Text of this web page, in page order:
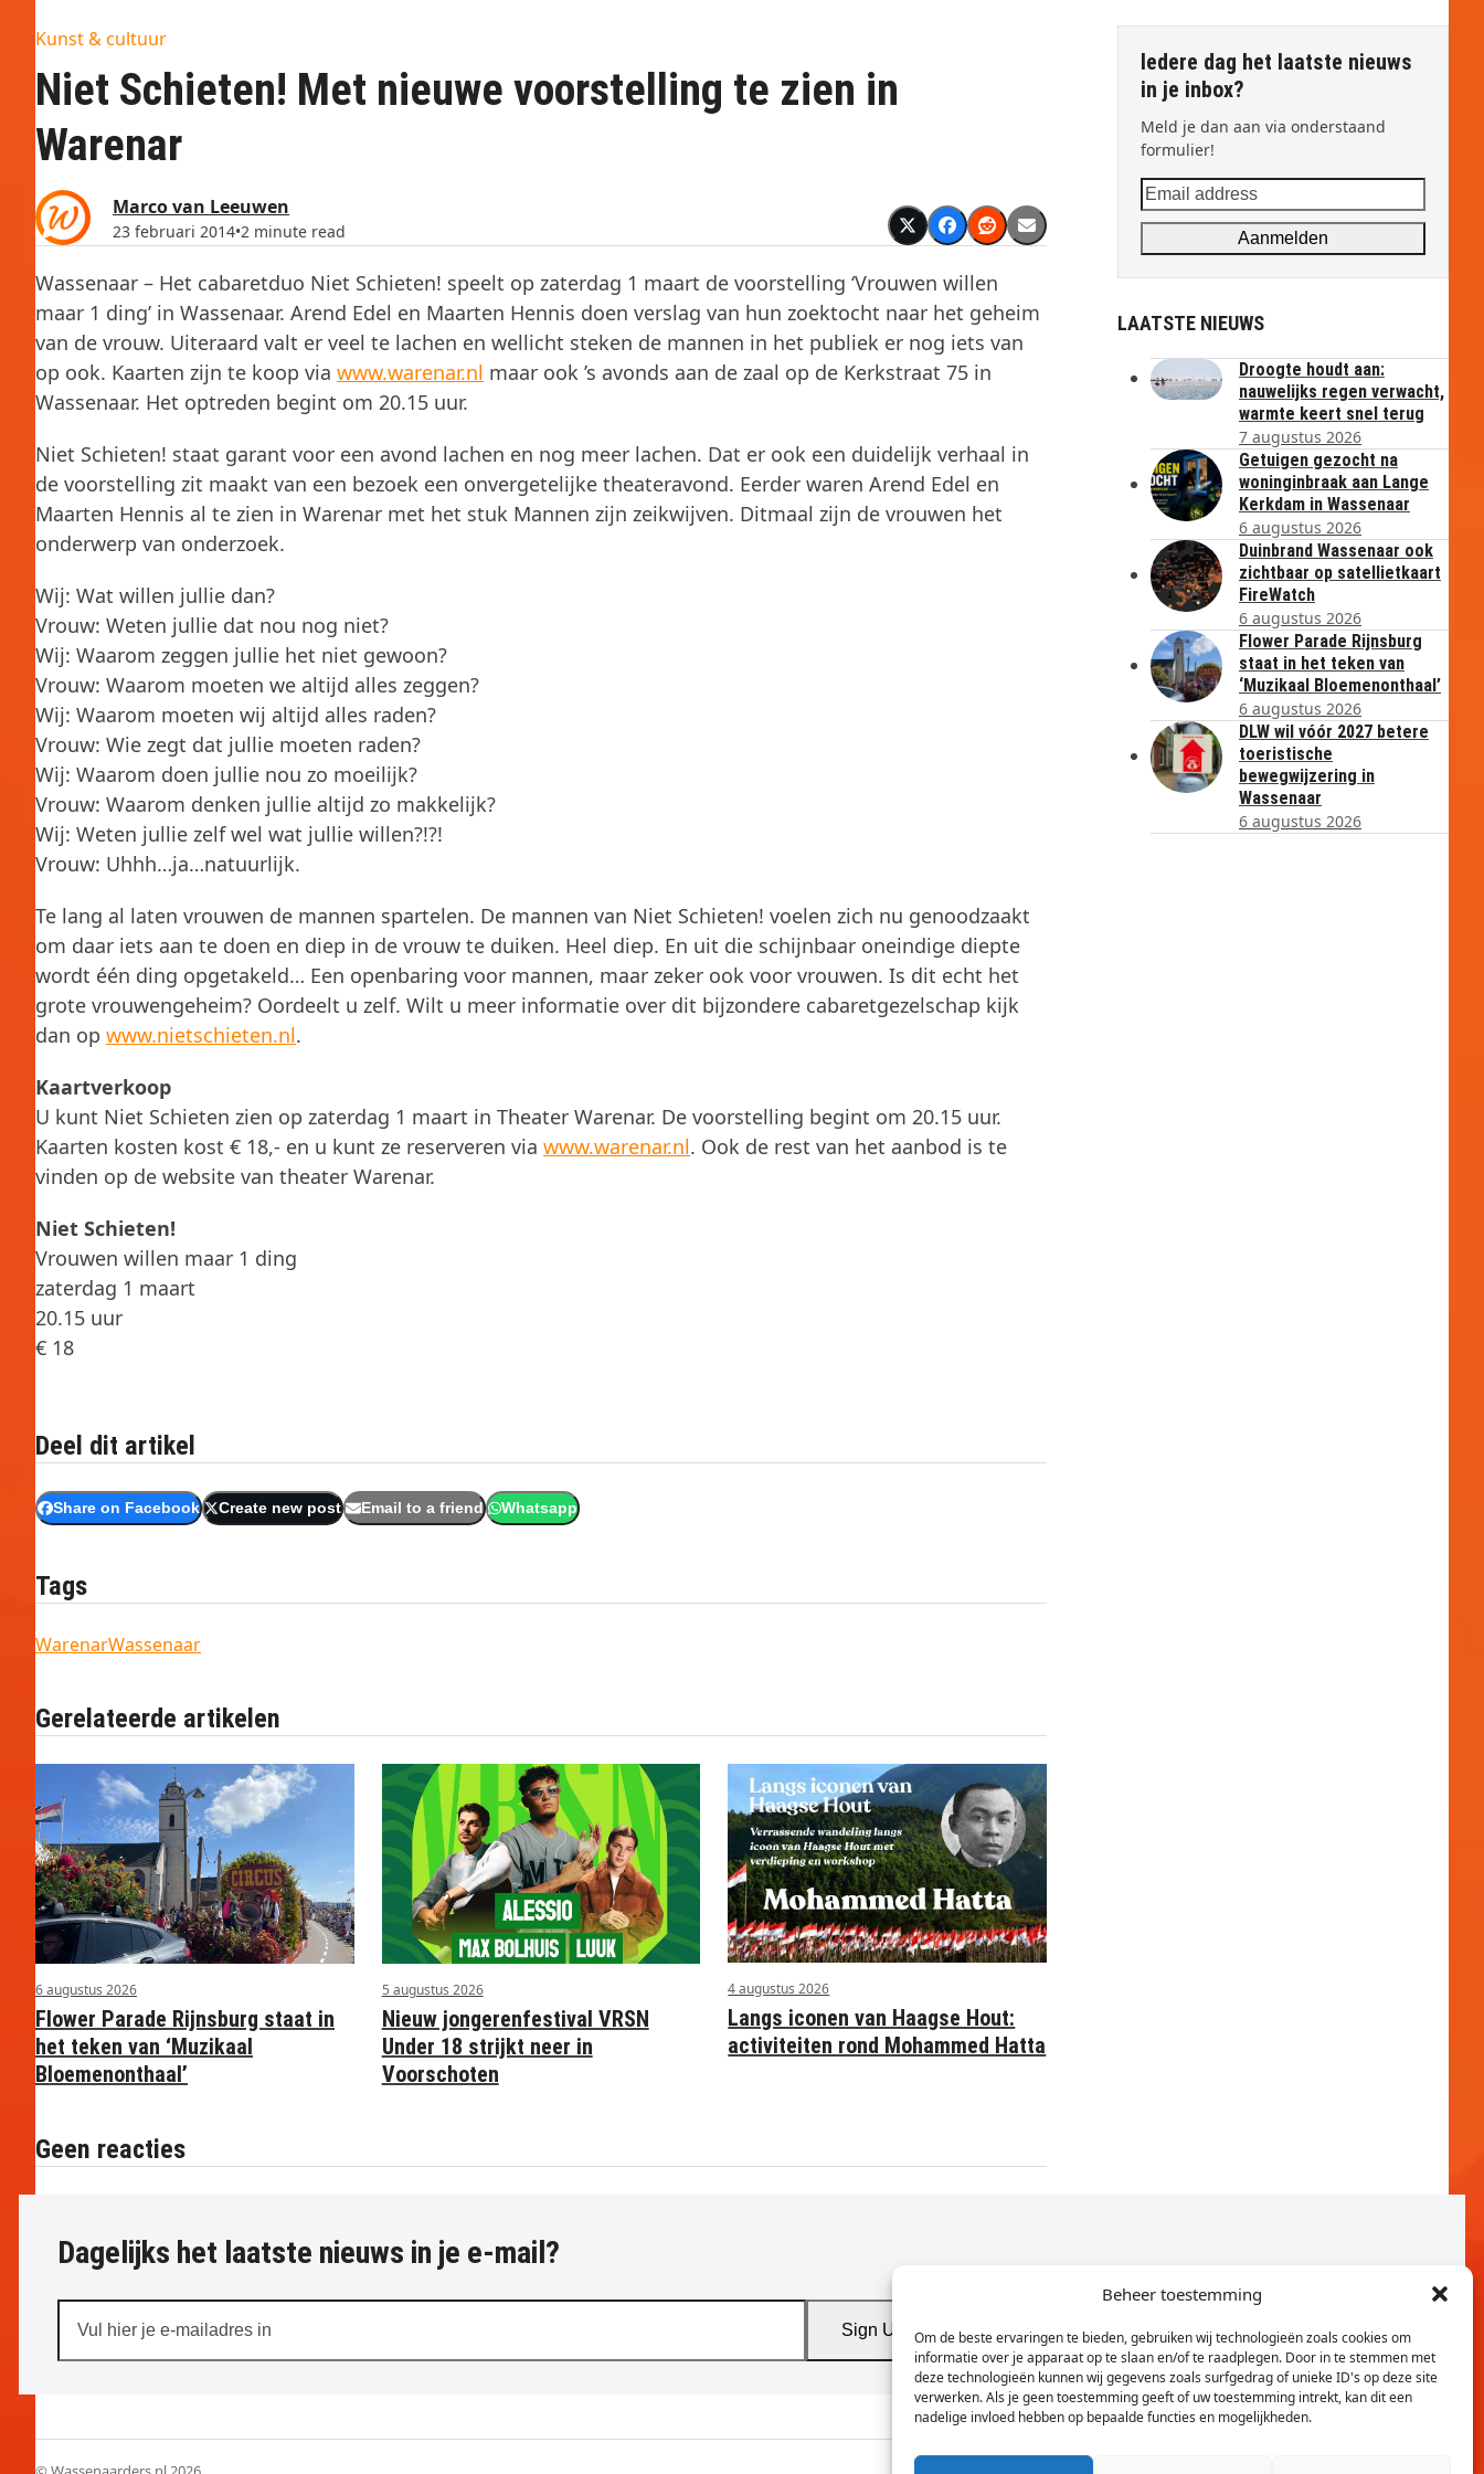
Beheer toestemming
Om de beste ervaringen te bieden, gebruiken wij technologieën zoals cookies om
informatie over je apparaat op te slaan en/of te raadplegen. Door in te stemmen met
deze technologieën kunnen wij gegevens zoals surfgedrag of unieke ID's op deze site
verwerken. Als je geen toestemming geeft of uw toestemming intrekt, kan dit een
nadelige invloed hebben op bepaalde functies en mogelijkheden.
Kunst & cultuur
Niet Schieten! Met nieuwe voorstelling te zien in
Warenar
Marco van Leeuwen
23 februari 2014•2 minute read
Wassenaar – Het cabaretduo Niet Schieten! speelt op zaterdag 1 maart de voorstelling ‘Vrouwen willen
maar 1 ding’ in Wassenaar. Arend Edel en Maarten Hennis doen verslag van hun zoektocht naar het geheim
van de vrouw. Uiteraard valt er veel te lachen en wellicht steken de mannen in het publiek er nog iets van
op ook. Kaarten zijn te koop via www.warenar.nl maar ook ’s avonds aan de zaal op de Kerkstraat 75 in
Wassenaar. Het optreden begint om 20.15 uur.
Niet Schieten! staat garant voor een avond lachen en nog meer lachen. Dat er ook een duidelijk verhaal in
de voorstelling zit maakt van een bezoek een onvergetelijke theateravond. Eerder waren Arend Edel en
Maarten Hennis al te zien in Warenar met het stuk Mannen zijn zeikwijven. Ditmaal zijn de vrouwen het
onderwerp van onderzoek.
Wij: Wat willen jullie dan?
Vrouw: Weten jullie dat nou nog niet?
Wij: Waarom zeggen jullie het niet gewoon?
Vrouw: Waarom moeten we altijd alles zeggen?
Wij: Waarom moeten wij altijd alles raden?
Vrouw: Wie zegt dat jullie moeten raden?
Wij: Waarom doen jullie nou zo moeilijk?
Vrouw: Waarom denken jullie altijd zo makkelijk?
Wij: Weten jullie zelf wel wat jullie willen?!?!
Vrouw: Uhhh…ja…natuurlijk.
Te lang al laten vrouwen de mannen spartelen. De mannen van Niet Schieten! voelen zich nu genoodzaakt
om daar iets aan te doen en diep in de vrouw te duiken. Heel diep. En uit die schijnbaar oneindige diepte
wordt één ding opgetakeld… Een openbaring voor mannen, maar zeker ook voor vrouwen. Is dit echt het
grote vrouwengeheim? Oordeelt u zelf. Wilt u meer informatie over dit bijzondere cabaretgezelschap kijk
dan op www.nietschieten.nl.
Kaartverkoop
U kunt Niet Schieten zien op zaterdag 1 maart in Theater Warenar. De voorstelling begint om 20.15 uur.
Kaarten kosten kost € 18,- en u kunt ze reserveren via www.warenar.nl. Ook de rest van het aanbod is te
vinden op de website van theater Warenar.
Niet Schieten!
Vrouwen willen maar 1 ding
zaterdag 1 maart
20.15 uur
€ 18
Deel dit artikel
Share on Facebook Create new post Email to a friend Whatsapp
Tags
WarenarWassenaar
Gerelateerde artikelen
6 augustus 2026
Flower Parade Rijnsburg staat in
het teken van ‘Muzikaal
Bloemenonthaal’
5 augustus 2026
Nieuw jongerenfestival VRSN
Under 18 strijkt neer in
Voorschoten
4 augustus 2026
Langs iconen van Haagse Hout:
activiteiten rond Mohammed Hatta
Geen reacties
Iedere dag het laatste nieuws
in je inbox?
Meld je dan aan via onderstaand
formulier!
Email
address
Aanmelden
LAATSTE NIEUWS
Droogte houdt aan:
nauwelijks regen verwacht,
warmte keert snel terug
7 augustus 2026
Getuigen gezocht na
woninginbraak aan Lange
Kerkdam in Wassenaar
6 augustus 2026
Duinbrand Wassenaar ook
zichtbaar op satellietkaart
FireWatch
6 augustus 2026
Flower Parade Rijnsburg
staat in het teken van
‘Muzikaal Bloemenonthaal’
6 augustus 2026
DLW wil vóór 2027 betere
toeristische
bewegwijzering in
Wassenaar
6 augustus 2026
Dagelijks het laatste nieuws in je e-mail?
hier
je
in
Sign Up